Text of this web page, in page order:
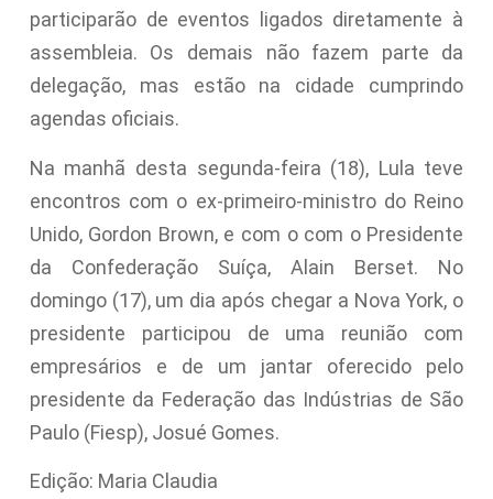
participarão de eventos ligados diretamente à
assembleia. Os demais não fazem parte da
delegação, mas estão na cidade cumprindo
agendas oficiais.
Na manhã desta segunda-feira (18), Lula teve
encontros com o ex-primeiro-ministro do Reino
Unido, Gordon Brown, e com o com o Presidente
da Confederação Suíça, Alain Berset. No
domingo (17), um dia após chegar a Nova York, o
presidente participou de uma reunião com
empresários e de um jantar oferecido pelo
presidente da Federação das Indústrias de São
Paulo (Fiesp), Josué Gomes.
Edição: Maria Claudia